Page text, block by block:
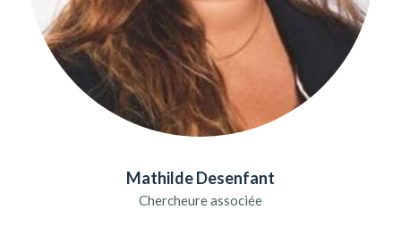
Mathilde Desenfant
Chercheure associée